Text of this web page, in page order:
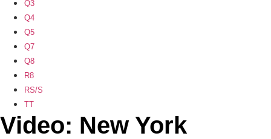
Q3
Q4
Q5
Q7
Q8
R8
RS/S
TT
Video: New York